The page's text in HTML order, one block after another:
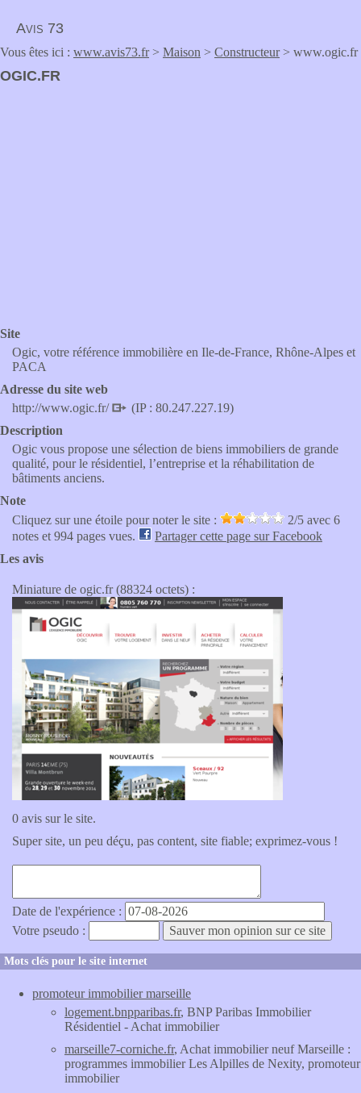
Avis 73
Vous êtes ici : www.avis73.fr> Maison > Constructeur> www.ogic.fr
OGIC.FR
Site
Ogic, votre référence immobilière en Ile-de-France, Rhône-Alpes et
PACA
Adresse du site web
http://www.ogic.fr/
(IP : 80.247.227.19)
Description
Ogic vous propose une sélection de biens immobiliers de grande
qualité, pour le résidentiel, l’entreprise et la réhabilitation de
bâtiments anciens.
Note
Cliquez sur une étoile pour noter le site :
2/5 avec 6
notes et 994 pages vues.
Partager cette page sur Facebook
Les avis
Miniature de ogic.fr (88324 octets) :
0 avis sur le site.
Super site, un peu déçu, pas content, site fiable; exprimez-vous !
Date de l'expérience :
Votre pseudo :
Mots clés pour le site internet
promoteur immobilier marseille
logement.bnpparibas.fr, BNP Paribas Immobilier
Résidentiel - Achat immobilier
marseille7-corniche.fr, Achat immobilier neuf Marseille :
programmes immobilier Les Alpilles de Nexity, promoteur
immobilier